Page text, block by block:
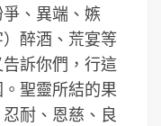
、異端、嫉
醉酒、荒宴等
訴你們，行這
聖靈所結的果
耐、恩慈、良